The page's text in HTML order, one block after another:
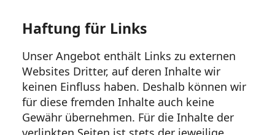
Haftung für Links
Unser Angebot enthält Links zu externen
Websites Dritter, auf deren Inhalte wir
keinen Einfluss haben. Deshalb können wir
für diese fremden Inhalte auch keine
Gewähr übernehmen. Für die Inhalte der